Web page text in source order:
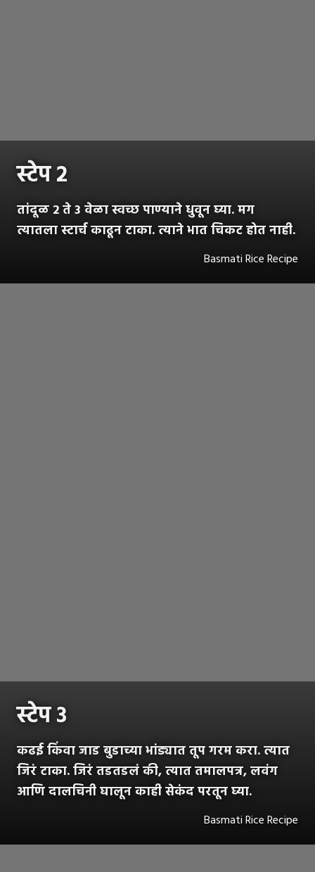
स्टेप २
तांदूळ 2 ते 3 वेळा स्वच्छ पाण्याने धुवून घ्या. मग
त्यातला स्टार्च काढून टाका. त्याने भात चिकट होत नाही.
Basmati Rice Recipe
स्टेप ३
कढई किंवा जाड बुडाच्या भांड्यात तूप गरम करा. त्यात
जिरं टाका. जिरं तडतडलं की, त्यात तमालपत्र, लवंग
आणि दालचिनी घालून काही सेकंद परतून घ्या.
Basmati Rice Recipe